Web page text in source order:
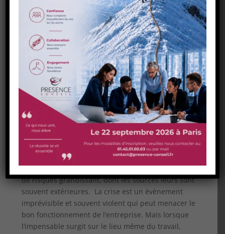
avec la médecine du travail est une clé. Le burn-
out touche plus fréquemment certaines cibles de
la population de l’entreprise comme par
exemple les salariés intégrés depuis moins de
deux ans. Nous utilisons des outils de dépistage
individuels sur des cibles de population de
l’organisation identifiées statistiquement. Des
mesures de prévention véritablement ciblées
peuvent alors être mise en oeuvre efficacement.
INFO n°1 – LES TRAUMATISMES
PSYCHOLOGIQUES
EN MILIEU PROFESSIONNEL
Les entreprises sont appelées à gérer un univers
de risques grandissant, dont les sources leurs sont
souvent extérieures. La crise est un évènement
imprévisible et souvent violent qui peut menacer le
bon fonctionnement de l’entreprise. Mais lorsque
l’impensable surgit sur le lieu même du travail,